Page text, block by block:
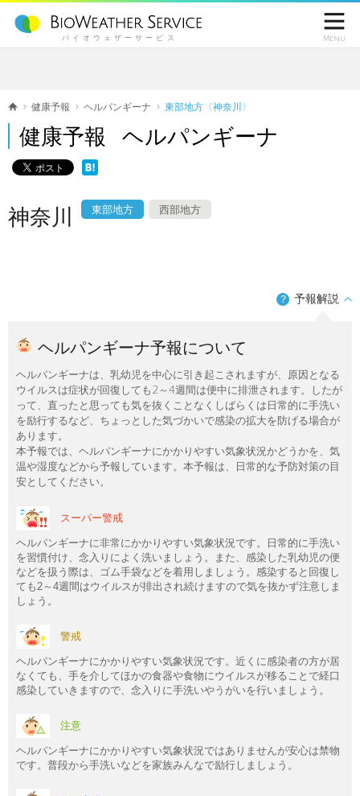
バイオウェザーサービス

Menu
健康予報 ヘルパンギーナ 東部地方〈神奈川〉
健康予報 ヘルパンギーナ
神奈川 東部地方 西部地方
？ 予報解説
ヘルパンギーナ予報について
ヘルパンギーナは、乳幼児を中心に引き起こされますが、原因となる
ウイルスは症状が回復しても2～4週間は便中に排泄されます。したが
って、直ったと思っても気を抜くことなくしばらくは日常的に手洗い
を励行するなど、ちょっとした気づかいで感染の拡大を防げる場合が
あります。
本予報では、ヘルパンギーナにかかりやすい気象状況かどうかを、気
温や湿度などから予報しています。本予報は、日常的な予防対策の目
安としてください。
スーパー警戒
ヘルパンギーナに非常にかかりやすい気象状況です。日常的に手洗い
を習慣付け、念入りによく洗いましょう。また、感染した乳幼児の便
などを扱う際は、ゴム手袋などを着用しましょう。感染すると回復し
ても2～4週間はウイルスが排出され続けますので気を抜かず注意しま
しょう。
警戒
ヘルパンギーナにかかりやすい気象状況です。近くに感染者の方が居
なくても、手を介してほかの食器や食物にウイルスが移ることで経口
感染していきますので、念入りに手洗いやうがいを行いましょう。
注意
ヘルパンギーナにかかりやすい気象状況ではありませんが安心は禁物
です。普段から手洗いなどを家族みんなで励行しましょう。